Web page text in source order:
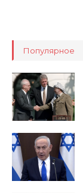
Популярное